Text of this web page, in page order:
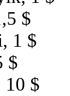
$
1 $
$
10 $